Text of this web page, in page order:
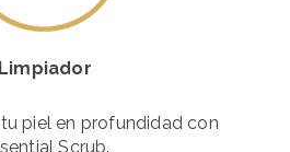
Limpiador
piel en profundidad con
Scrub.